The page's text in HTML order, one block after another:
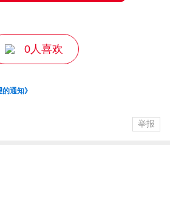
一步降低商业航天核心部
动商业航天核心部件自主
天、智慧海洋、矿产开发
奔向“星辰大海”的征途上铆
0人喜欢
通知》
举报